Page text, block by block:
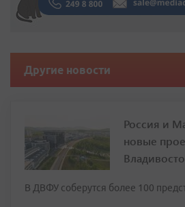
Другие новости
Россия и
новые
В ДВФУ соберутся более 100